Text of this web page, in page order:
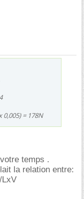
0,005) = 178N
temps .
la relation entre:
LxV